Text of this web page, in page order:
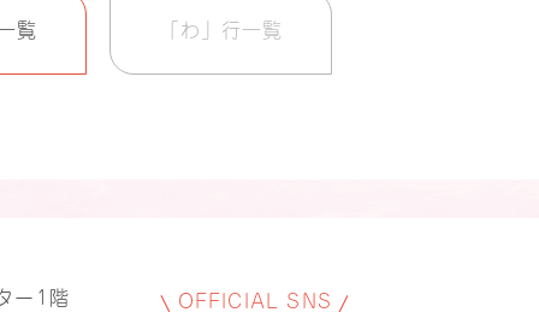
覧 「わ」行一覧
ー1階
OFFICIAL SNS